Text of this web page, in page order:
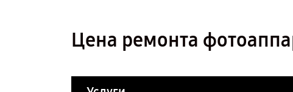
Цена ремонта